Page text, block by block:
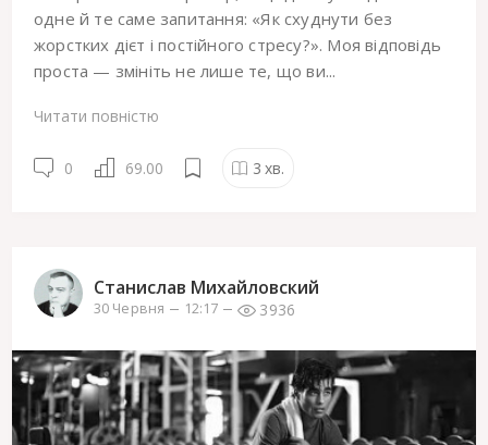
одне й те саме запитання: «Як схуднути без
жорстких дієт і постійного стресу?». Моя відповідь
проста — змініть не лише те, що ви...
Читати повністю
0 69.00 3 хв.
Станислав Михайловский
30 Червня 12:17 3936